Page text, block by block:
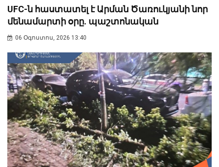
UFC-ն հաստատել է Արման Ծառուկյանի նոր
մենամարտի օրը. պաշտոնական
06 Օգոստոս, 2026 13:40